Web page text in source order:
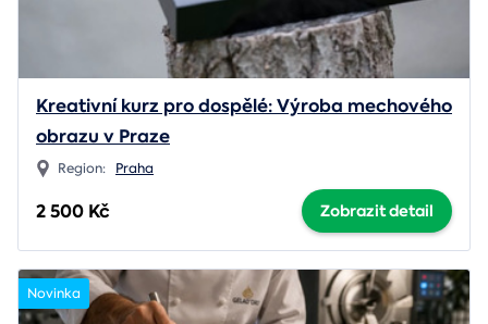
Kreativní kurz pro dospělé: Výroba mechového
obrazu v Praze
Region: Praha
2 500 Kč Zobrazit detail
Novinka